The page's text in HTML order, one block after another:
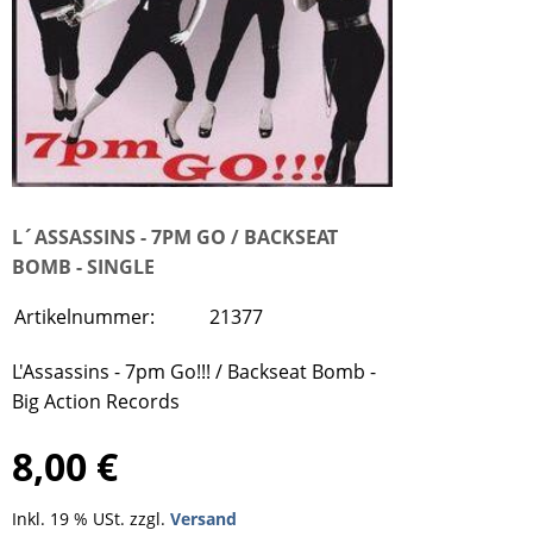
L´ASSASSINS - 7PM GO / BACKSEAT
BOMB - SINGLE
Artikelnummer:
21377
L'Assassins - 7pm Go!!! / Backseat Bomb -
Big Action Records
8,00 €
Inkl. 19 % USt. zzgl. Versand